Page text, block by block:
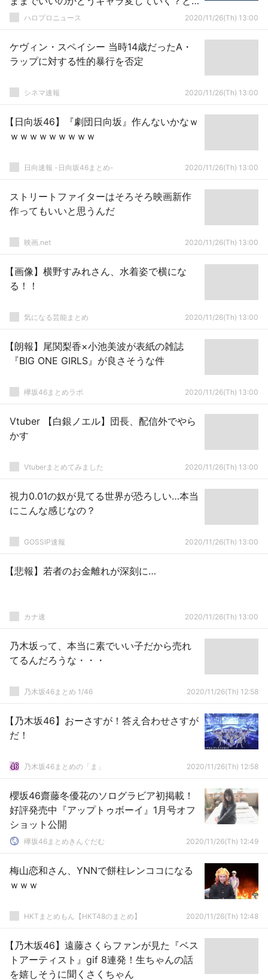
話し合いした」
ハロプロニュース 2020/11/26(Th) 13:00
ケヴィン・スペイシー 当時14歳だったA・
ラップに対する性的暴行を否定
シネマ速報 2020/11/26(Th) 13:00
【日向坂46】『劇団日向坂』作んないかなｗ
ｗｗｗｗｗｗｗｗｗ
日向速報 -日向坂46まとめ- 2020/11/26(Th) 13:00
ストリートファイターはそろそろ映画新作
作ってもいいと思うんだ
映画.net 2020/11/26(Th) 13:00
【画像】横野すみれさん、水着姿で横にな
る！！
気になる芸能まとめ 2020/11/26(Th) 13:00
【朗報】尾関梨香×小池美波が表紙の雑誌
『BIG ONE GIRLS』が良さそうな件
欅坂46まとめラボ 2020/11/26(Th) 13:00
Vtuber 【白銀ノエル】団長、配信外でやら
かす
Vtuberまとめてみました 2020/11/26(Th) 13:00
視力0.01の奴が見てる世界が恐ろしい…本当
にこんな感じなの？
GOSSIP速報 2020/11/26(Th) 13:00
【悲報】若者のお金離れが深刻に…
カナ速 2020/11/26(Th) 13:00
乃木坂って、本当に素でいい子だから売れ
てるんだろうな・・・
乃木坂46まとめ 1/46 2020/11/26(Th) 12:58
【乃木坂46】おーさすが！答え合わせさすが
だ！
乃木坂46まとめの「ま」 2020/11/26(Th) 12:58
櫻坂46齋藤冬優花のソログラビア初掲載！
好評発売中『アップトゥボーイ』1月号オフ
ショット公開
欅坂46まとめきんぐだむ 2020/11/26(Th) 12:49
梅山恋和さん、YNNで餅柱レンココになる
ｗｗｗ
HKTまとめもん【HKT48のまとめ】 2020/11/26(Th) 12:48
【乃木坂46】遠藤さくらファンが見た『ベス
トアーティスト』gif 8連発！生ちゃんの話
を嬉しそうに聞くさくちゃん